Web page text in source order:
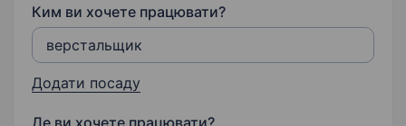
Ким ви хочете працювати?
Додати посаду
Де ви хочете працювати?